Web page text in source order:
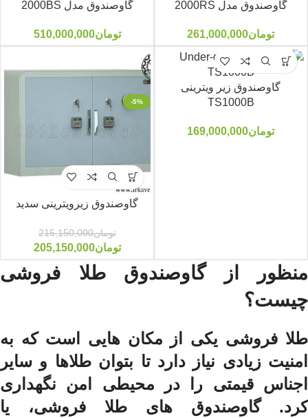
گاوصندوق مدل 2000RS
تومان261,000,000
گاوصندوق مدل 2000BS
تومان510,000,000
گاوصندوق زیر ویترینی
TS1000B
تومان169,000,000
-5%
گاوصندوق زیرویترینی سدید
تومان215,150,000
تومان205,150,000
منظور از گاوصندوق طلا فروشی
چیست؟
طلا فروشی یکی از مکان هایی است که به
امنیت زیادی نیاز دارد تا بتوان طلاها و سایر
اجناس قیمتی را در محیطی امن نگهداری
کرد. گاوصندوق های طلا فروشی، یا